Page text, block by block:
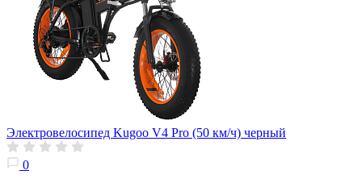
Электровелосипед Kugoo V4 Pro (50 км/ч) черный
0